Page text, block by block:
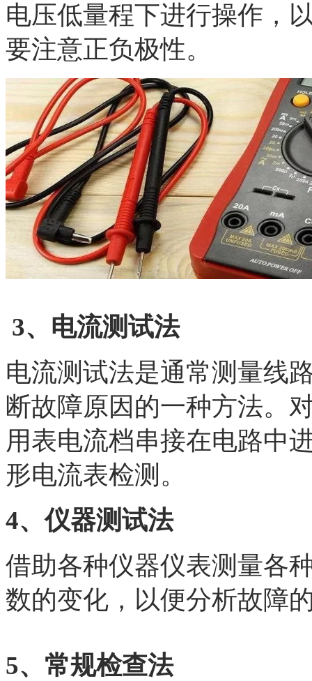
电压低量程下进行操作，
要注意正负极性。
3、 电流测试法
电流测试法是通常测量线
断故障原因的一种方法。
用表电流档串接在电路中
形电流表检测。
4、仪器测试法
借助各种仪器仪表测量各
数的变化，以便分析故障
5、常规检查法